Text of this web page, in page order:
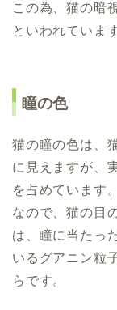
この為、猫の暗
といわれています
瞳の色
猫の瞳の色は、
に見えますが、
を占めています。
なので、猫の目
は、瞳に当たっ
いるグアニン粒
らです。